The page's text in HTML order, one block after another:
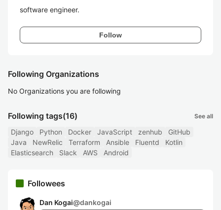
software engineer.
Follow
Following Organizations
No Organizations you are following
Following tags(16) See all
Django Python Docker JavaScript zenhub
GitHub
Java
NewRelic Terraform Ansible Fluentd
Kotlin
Elasticsearch
Slack AWS Android
Followees
Dan Kogai@dankogai